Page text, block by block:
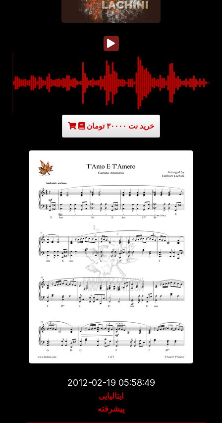
خرید نت ۳۰۰۰۰ تومان
2012-02-19 05:58:49
ایتالیایی
پیشرفته